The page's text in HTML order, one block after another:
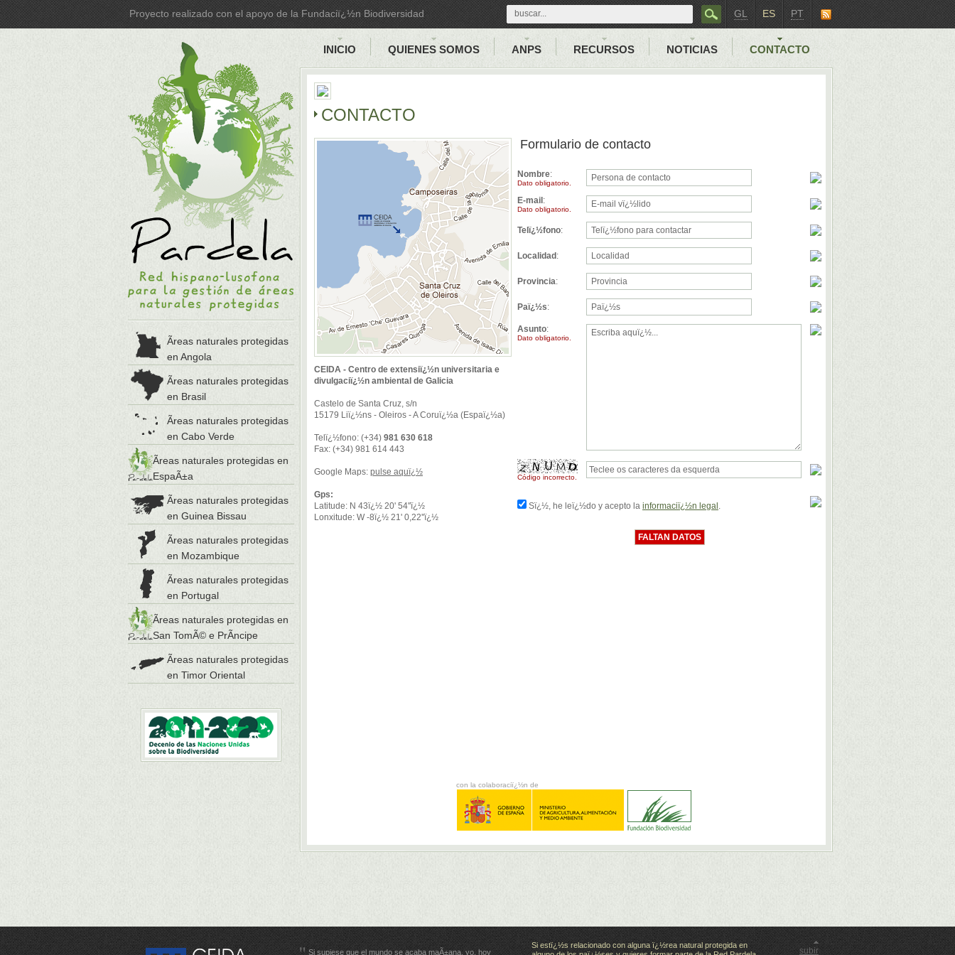
Proyecto realizado con el apoyo de la Fundaciï¿½n Biodiversidad PT
ES
GL
Ãreas naturales protegidas
en Angola
Ãreas naturales protegidas
en Brasil
Ãreas naturales protegidas
en Cabo Verde
Ãreas naturales protegidas en
EspaÃ±a
Ãreas naturales protegidas
en Guinea Bissau
Ãreas naturales protegidas
en Mozambique
Ãreas naturales protegidas
en Portugal
Ãreas naturales protegidas en
San TomÃ© e PrÃ­ncipe
Ãreas naturales protegidas
en Timor Oriental
INICIO QUIENES SOMOS ANPS RECURSOS NOTICIAS CONTACTO
CONTACTO
CEIDA - Centro de extensiï¿½n universitaria e
divulgaciï¿½n ambiental de Galicia
Castelo de Santa Cruz, s/n
15179 Liï¿½ns - Oleiros - A Coruï¿½a (Espaï¿½a)
Telï¿½fono: (+34) 981 630 618
Fax: (+34) 981 614 443
Google Maps: pulse aquï¿½
Gps:
Latitude: N 43ï¿½ 20' 54''ï¿½
Lonxitude: W -8ï¿½ 21' 0,22''ï¿½
Formulario de contacto
Nombre
Dato obligatorio.
E-mail
Dato obligatorio.
Telï¿½fono
Localidad
Provincia
Paï¿½s
Asunto
Dato obligatorio.
Código incorrecto.
Sï¿½, he leï¿½do y acepto lainformaciï¿½n legal
con la colaboraciï¿½n de
Si supiese que el mundo se acaba maÃ±ana, yo, hoy
Si estï¿½s relacionado con alguna ï¿½rea natural protegida en
subir